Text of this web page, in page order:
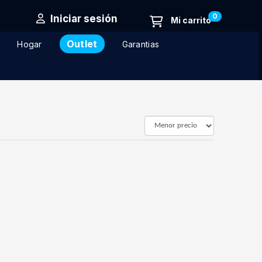
Iniciar sesión 0
Hogar Outlet Garantias